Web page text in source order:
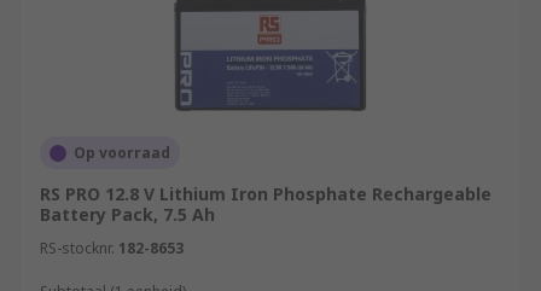
Op voorraad
RS PRO 12.8 V Lithium Iron Phosphate Rechargeable
Battery Pack, 7.5 Ah
RS-stocknr. 182-8653